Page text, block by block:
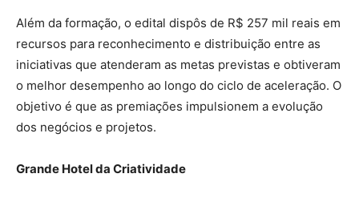
Além da formação, o edital dispôs de R$ 257 mil reais em
recursos para reconhecimento e distribuição entre as
iniciativas que atenderam as metas previstas e obtiveram
o melhor desempenho ao longo do ciclo de aceleração. O
objetivo é que as premiações impulsionem a evolução
dos negócios e projetos.
Grande Hotel da Criatividade